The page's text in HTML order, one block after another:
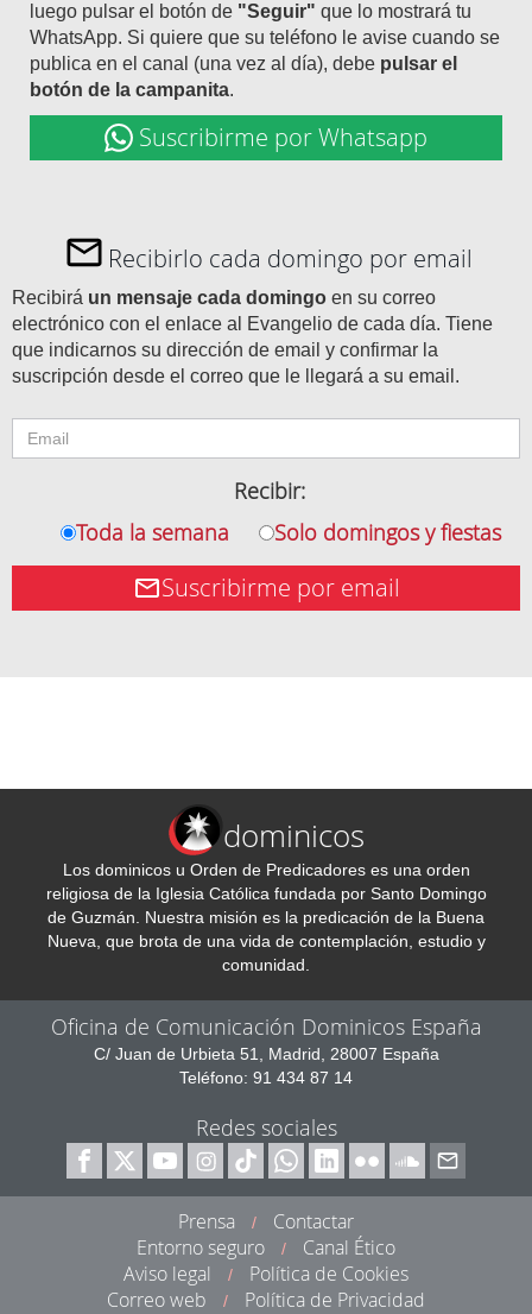
luego pulsar el botón de "Seguir" que lo mostrará tu
WhatsApp. Si quiere que su teléfono le avise cuando se
publica en el canal (una vez al día), debe pulsar el
botón de la campanita.
Suscribirme por Whatsapp
Recibirlo cada domingo por email
Recibirá un mensaje cada domingo en su correo
electrónico con el enlace al Evangelio de cada día. Tiene
que indicarnos su dirección de email y confirmar la
suscripción desde el correo que le llegará a su email.
Recibir:
Toda la semana
Solo domingos y fiestas
Suscribirme por email
dominicos
Los dominicos u Orden de Predicadores es una orden
religiosa de la Iglesia Católica fundada por Santo Domingo
de Guzmán. Nuestra misión es la predicación de la Buena
Nueva, que brota de una vida de contemplación, estudio y
comunidad.
Oficina de Comunicación Dominicos España
C/ Juan de Urbieta 51, Madrid, 28007 España
Teléfono: 91 434 87 14
Redes sociales
Prensa /
Contactar
Entorno seguro
/
Canal Ético
Aviso legal
/
Política de Cookies
Correo web
/ Política de Privacidad